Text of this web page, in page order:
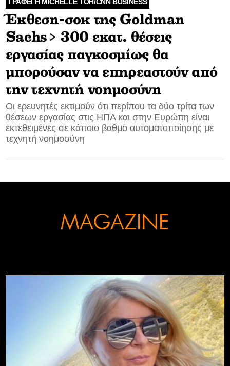
CONTACT
ADVERTISE
ΓΡΑΦΕΙ Η MICHELLE TOH/CNN BUSINESS
Έκθεση-σοκ της Goldman
Sachs> 300 εκατ. θέσεις
εργασίας παγκοσμίως θα
μπορούσαν να επηρεαστούν από
την τεχνητή νοημοσύνη
Οι ερευνητές εκτιμούν ότι περίπου τα δύο τρίτα των
θέσεων εργασίας στις ΗΠΑ και στην Ευρώπη είναι
εκτεθειμένες σε κάποιο βαθμό αυτοματοποίησης με
τεχνητή νοημοσύνη
MAGAZINE